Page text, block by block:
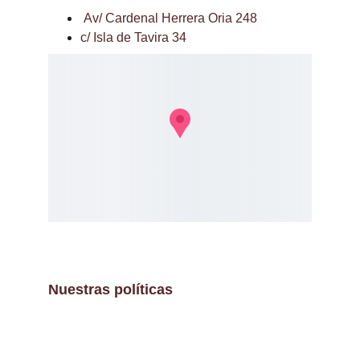
Av/ Cardenal Herrera Oria 248
c/ Isla de Tavira 34
Nuestras políticas